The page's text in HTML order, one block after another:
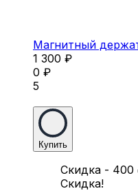
Магнитный
1 300 ₽
0 ₽
5
Купить
Скидка - 400
Скидка!